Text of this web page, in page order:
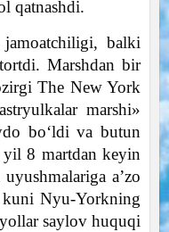
qatnashdi.
balki
Marshdan bir
The New York
marshi»
bo‘ldi va butun
8 martdan keyin
a’zo
kuni Nyu-Yorkning
saylov huquqi